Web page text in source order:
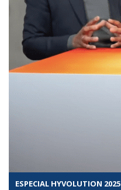
ESPECIAL HYVOLUTION 2025